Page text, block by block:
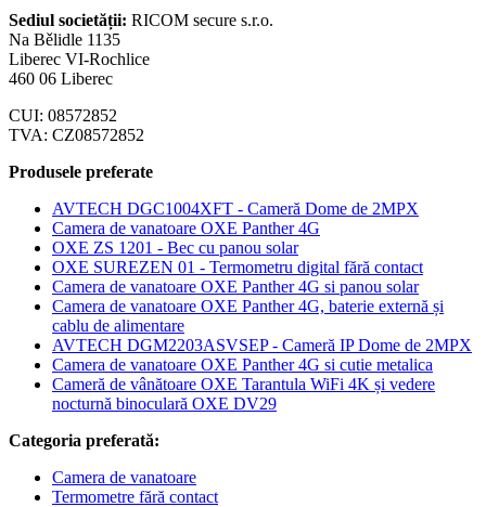
Sediul societății: RICOM secure s.r.o.
Na Bělidle 1135
Liberec VI-Rochlice
460 06 Liberec
CUI: 08572852
TVA: CZ08572852
Produsele preferate
AVTECH DGC1004XFT - Cameră Dome de 2MPX
Camera de vanatoare OXE Panther 4G
OXE ZS 1201 - Bec cu panou solar
OXE SUREZEN 01 - Termometru digital fără contact
Camera de vanatoare OXE Panther 4G si panou solar
Camera de vanatoare OXE Panther 4G, baterie externă și
cablu de alimentare
AVTECH DGM2203ASVSEP - Cameră IP Dome de 2MPX
Camera de vanatoare OXE Panther 4G si cutie metalica
Cameră de vânătoare OXE Tarantula WiFi 4K și vedere
nocturnă binoculară OXE DV29
Categoria preferată:
Camera de vanatoare
Termometre fără contact